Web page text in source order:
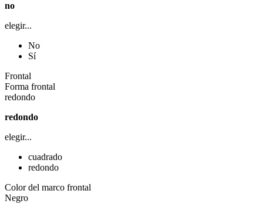
no
elegir...
No
Sí
Frontal
Forma frontal
redondo
redondo
elegir...
cuadrado
redondo
Color del marco frontal
Negro